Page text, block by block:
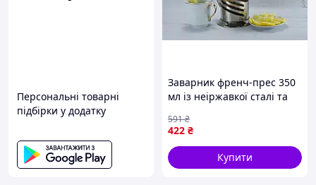
Персональні товарні
підбірки у додатку
Заварник френч-прес 350
мл із неіржавкої сталі та
10417
422 ₴
591₴
Купити